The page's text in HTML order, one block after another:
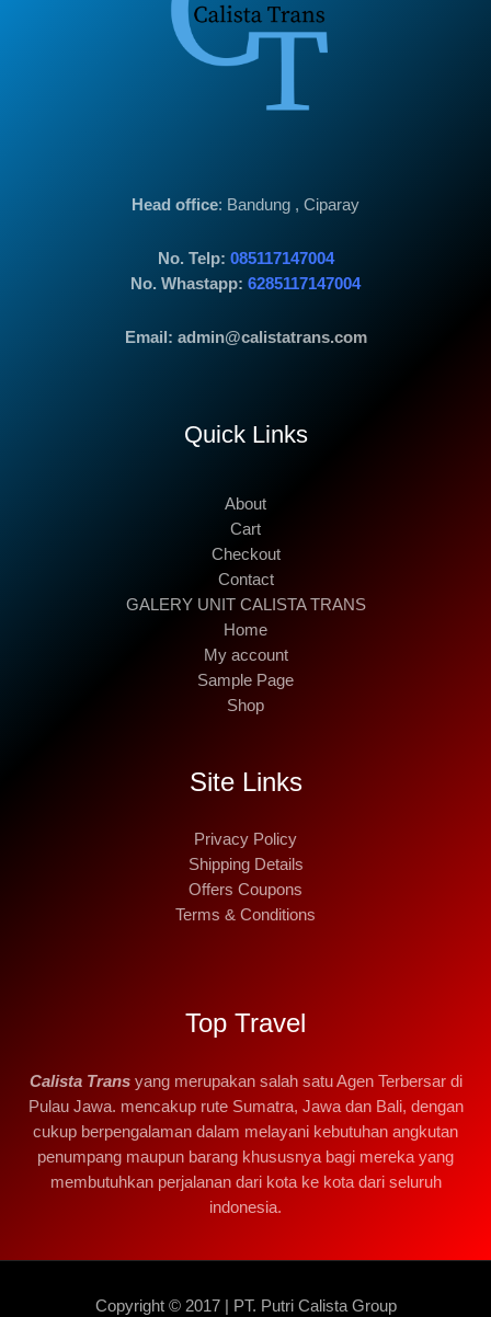
Head office: Bandung , Ciparay
No. Telp: 085117147004
No. Whastapp: 6285117147004
Email: admin@calistatrans.com
Quick Links
About
Cart
Checkout
Contact
GALERY UNIT CALISTA TRANS
Home
My account
Sample Page
Shop
Site Links
Privacy Policy
Shipping Details
Offers Coupons
Terms & Conditions
Top Travel
Calista Transyang merupakan salah satu Agen Terbersar di
Pulau Jawa. mencakup rute Sumatra, Jawa dan Bali, dengan
cukup berpengalaman dalam melayani kebutuhan angkutan
penumpang maupun barang khususnya bagi mereka yang
membutuhkan perjalanan dari kota ke kota dari seluruh
indonesia.
Copyright © 2017 | PT. Putri Calista Group